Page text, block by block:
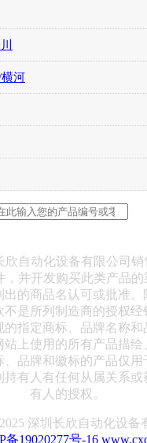
河
欣自动化设备有限公司销
，并开发购买此类产品
出的商品名认可或批准
不是所列制造商的授权经
的指定商标、品牌名称和
站上使用的所有产品描绘
、品牌和徽标的产品仅用
持有人有任何从属关系或
有人的授权。
深圳长欣自动化设备
备19020277号-16